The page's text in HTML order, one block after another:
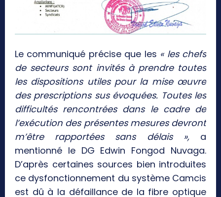
Le communiqué précise que les « les chefs
de secteurs sont invités à prendre toutes
les dispositions utiles pour la mise œuvre
des prescriptions sus évoquées. Toutes les
difficultés rencontrées dans le cadre de
l’exécution des présentes mesures devront
m’être rapportées sans délais »,a
mentionné le DG Edwin Fongod Nuvaga.
D’après certaines sources bien introduites
ce dysfonctionnement du système Camcis
est dû à la défaillance de la fibre optique